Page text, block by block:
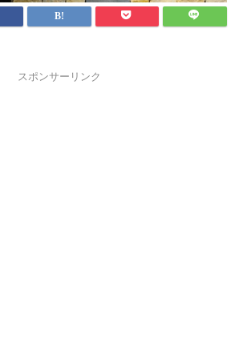
スポンサーリンク